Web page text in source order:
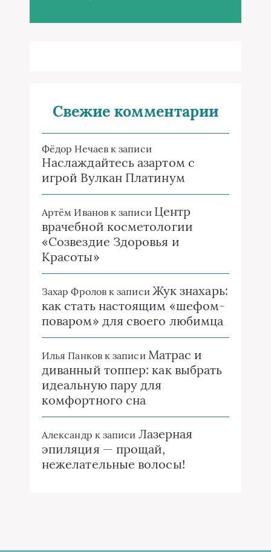
Свежие комментарии
Фёдор Нечаевк записи
Наслаждайтесь азартом с
игрой Вулкан Платинум
Артём Ивановк записи Центр
врачебной косметологии
«Созвездие Здоровья и
Красоты»
Захар Фроловк записи Жук знахарь:
как стать настоящим «шефом-
поваром» для своего любимца
Илья Панковк записи Матрас и
диванный топпер: как выбрать
идеальную пару для
комфортного сна
Александр к записи Лазерная
эпиляция — прощай,
нежелательные волосы!